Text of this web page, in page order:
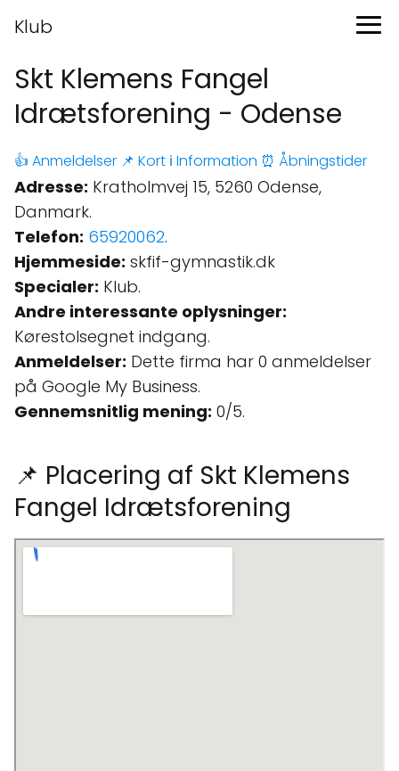
Klub
Skt Klemens Fangel
Idrætsforening - Odense
👍 Anmeldelser 📌 Kort ℹ️ Information ⏰ Åbningstider
Adresse: Kratholmvej 15, 5260 Odense,
Danmark.
Telefon: 65920062.
Hjemmeside: skfif-gymnastik.dk
Specialer: Klub.
Andre interessante oplysninger:
Kørestolsegnet indgang.
Anmeldelser: Dette firma har 0 anmeldelser
på Google My Business.
Gennemsnitlig mening: 0/5.
📌 Placering af Skt Klemens
Fangel Idrætsforening